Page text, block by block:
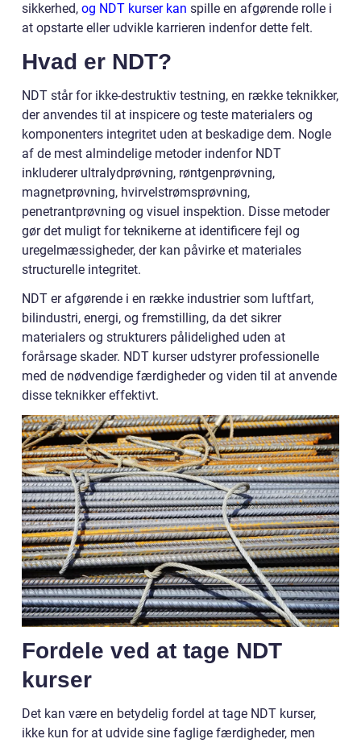
sikkerhed, og NDT kurser kan spille en afgørende rolle i
at opstarte eller udvikle karrieren indenfor dette felt.
Hvad er NDT?
NDT står for ikke-destruktiv testning, en række teknikker,
der anvendes til at inspicere og teste materialers og
komponenters integritet uden at beskadige dem. Nogle
af de mest almindelige metoder indenfor NDT
inkluderer ultralydprøvning, røntgenprøvning,
magnetprøvning, hvirvelstrømsprøvning,
penetrantprøvning og visuel inspektion. Disse metoder
gør det muligt for teknikerne at identificere fejl og
uregelmæssigheder, der kan påvirke et materiales
structurelle integritet.
NDT er afgørende i en række industrier som luftfart,
bilindustri, energi, og fremstilling, da det sikrer
materialers og strukturers pålidelighed uden at
forårsage skader. NDT kurser udstyrer professionelle
med de nødvendige færdigheder og viden til at anvende
disse teknikker effektivt.
Fordele ved at tage NDT
kurser
Det kan være en betydelig fordel at tage NDT kurser,
ikke kun for at udvide sine faglige færdigheder, men